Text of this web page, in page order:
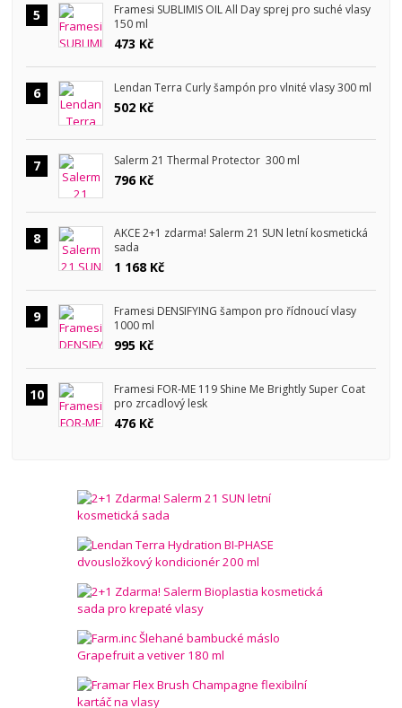
5
Framesi SUBLIMIS OIL All Day sprej pro suché vlasy
150 ml
473 Kč
6 Lendan Terra Curly šampón pro vlnité vlasy 300 ml
502 Kč
7 Salerm 21 Thermal Protector 300 ml
796 Kč
8
AKCE 2+1 zdarma! Salerm 21 SUN letní kosmetická
sada
1 168 Kč
9
Framesi DENSIFYING šampon pro řídnoucí vlasy
1000 ml
995 Kč
10
Framesi FOR-ME 119 Shine Me Brightly Super Coat
pro zrcadlový lesk
476 Kč